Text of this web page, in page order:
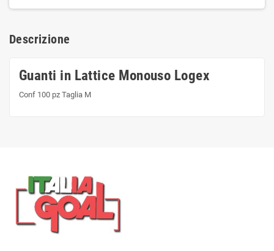
Descrizione
Guanti in Lattice Monouso Logex
Conf 100 pz Taglia M